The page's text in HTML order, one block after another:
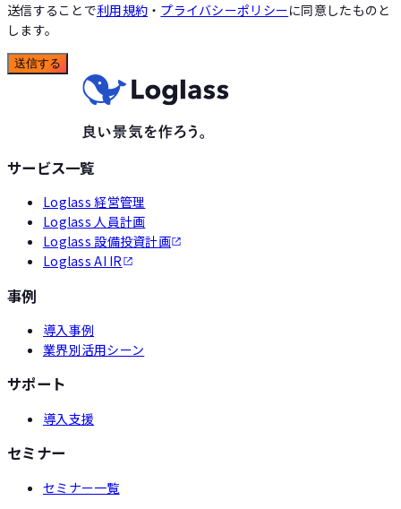
送信することで利用規約 ・ プライバシーポリシーに同意したものと
します。
送信する
サービス一覧
Loglass 経営管理
Loglass 人員計画
Loglass 設備投資計画
Loglass AI IR
事例
導入事例
業界別活用シーン
サポート
導入支援
セミナー
セミナー一覧